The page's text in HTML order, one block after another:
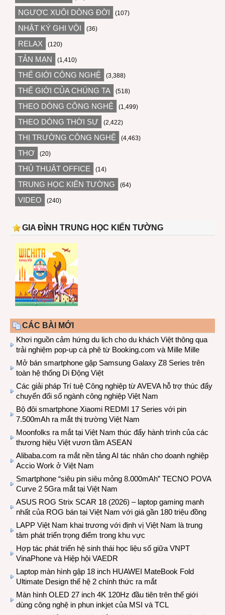
NGƯỢC XUÔI DÒNG ĐỜI (107)
NHẬT KÝ GHI VỘI (36)
RELAX (120)
TẢN MẠN (1,410)
THẾ GIỚI CÔNG NGHỆ (3,388)
THẾ GIỚI CỦA CHÚNG TA (518)
THEO DÒNG CÔNG NGHỆ (1,499)
THEO DÒNG THỜI SỰ (2,422)
THỊ TRƯỜNG CÔNG NGHỆ (4,463)
THƠ (20)
THỦ THUẬT OFFICE (14)
TRUNG HỌC KIẾN TƯỜNG (64)
VIDEO (240)
GIA ĐÌNH TRUNG HỌC KIẾN TƯỜNG
CÁC BÀI MỚI
Khơi nguồn cảm hứng du lịch cho du khách Việt thông qua
trải nghiệm pop-up cà phê từ Booking.com và Mille Mille
Mở bán smartphone gập Samsung Galaxy Z8 Series trên
toàn hệ thống Di Động Việt
Các giải pháp Trí tuệ Công nghiệp từ AVEVA hỗ trợ thúc đẩy
chuyển đổi số ngành công nghiệp Việt Nam
Bộ đôi smartphone Xiaomi REDMI 17 Series với pin
7.500mAh ra mắt thị trường Việt Nam
Moonfolks ra mắt tại Việt Nam thúc đẩy hành trình của các
thương hiệu Việt vươn tầm ASEAN
Alibaba.com ra mắt nền tảng AI tác nhân cho doanh nghiệp
Accio Work ở Việt Nam
Smartphone “siêu pin siêu mỏng 8.000mAh” TECNO POVA
Curve 2 5Gra mắt tại Việt Nam
ASUS ROG Strix SCAR 18 (2026) – laptop gaming mạnh
nhất của ROG bán tại Việt Nam với giá gần 180 triệu đồng
LAPP Việt Nam khai trương với định vị Việt Nam là trung
tâm phát triển trọng điểm trong khu vực
Hợp tác phát triển hệ sinh thái học liệu số giữa VNPT
VinaPhone và Hiệp hội VAEDR
Laptop màn hình gập 18 inch HUAWEI MateBook Fold
Ultimate Design thế hệ 2 chính thức ra mắt
Màn hình OLED 27 inch 4K 120Hz đầu tiên trên thế giới
dùng công nghệ in phun inkjet của MSI và TCL